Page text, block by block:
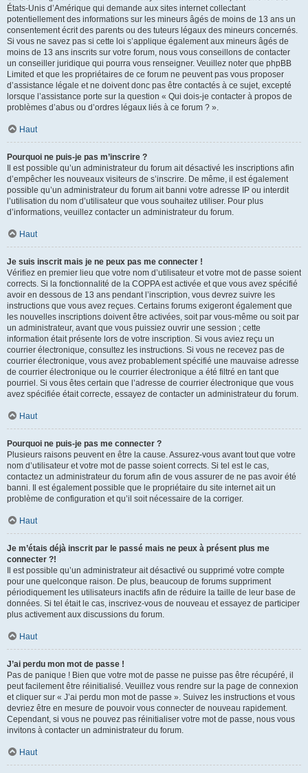
États-Unis d’Amérique qui demande aux sites internet collectant
potentiellement des informations sur les mineurs âgés de moins de 13 ans un
consentement écrit des parents ou des tuteurs légaux des mineurs concernés.
Si vous ne savez pas si cette loi s’applique également aux mineurs âgés de
moins de 13 ans inscrits sur votre forum, nous vous conseillons de contacter
un conseiller juridique qui pourra vous renseigner. Veuillez noter que phpBB
Limited et que les propriétaires de ce forum ne peuvent pas vous proposer
d’assistance légale et ne doivent donc pas être contactés à ce sujet, excepté
lorsque l’assistance porte sur la question « Qui dois-je contacter à propos de
problèmes d’abus ou d’ordres légaux liés à ce forum ? ».
Haut
Pourquoi ne puis-je pas m’inscrire ?
Il est possible qu’un administrateur du forum ait désactivé les inscriptions afin
d’empêcher les nouveaux visiteurs de s’inscrire. De même, il est également
possible qu’un administrateur du forum ait banni votre adresse IP ou interdit
l’utilisation du nom d’utilisateur que vous souhaitez utiliser. Pour plus
d’informations, veuillez contacter un administrateur du forum.
Haut
Je suis inscrit mais je ne peux pas me connecter !
Vérifiez en premier lieu que votre nom d’utilisateur et votre mot de passe soient
corrects. Si la fonctionnalité de la COPPA est activée et que vous avez spécifié
avoir en dessous de 13 ans pendant l’inscription, vous devrez suivre les
instructions que vous avez reçues. Certains forums exigeront également que
les nouvelles inscriptions doivent être activées, soit par vous-même ou soit par
un administrateur, avant que vous puissiez ouvrir une session ; cette
information était présente lors de votre inscription. Si vous aviez reçu un
courrier électronique, consultez les instructions. Si vous ne recevez pas de
courrier électronique, vous avez probablement spécifié une mauvaise adresse
de courrier électronique ou le courrier électronique a été filtré en tant que
pourriel. Si vous êtes certain que l’adresse de courrier électronique que vous
avez spécifiée était correcte, essayez de contacter un administrateur du forum.
Haut
Pourquoi ne puis-je pas me connecter ?
Plusieurs raisons peuvent en être la cause. Assurez-vous avant tout que votre
nom d’utilisateur et votre mot de passe soient corrects. Si tel est le cas,
contactez un administrateur du forum afin de vous assurer de ne pas avoir été
banni. Il est également possible que le propriétaire du site internet ait un
problème de configuration et qu’il soit nécessaire de la corriger.
Haut
Je m’étais déjà inscrit par le passé mais ne peux à présent plus me
connecter ?!
Il est possible qu’un administrateur ait désactivé ou supprimé votre compte
pour une quelconque raison. De plus, beaucoup de forums suppriment
périodiquement les utilisateurs inactifs afin de réduire la taille de leur base de
données. Si tel était le cas, inscrivez-vous de nouveau et essayez de participer
plus activement aux discussions du forum.
Haut
J’ai perdu mon mot de passe !
Pas de panique ! Bien que votre mot de passe ne puisse pas être récupéré, il
peut facilement être réinitialisé. Veuillez vous rendre sur la page de connexion
et cliquer sur « J’ai perdu mon mot de passe ». Suivez les instructions et vous
devriez être en mesure de pouvoir vous connecter de nouveau rapidement.
Cependant, si vous ne pouvez pas réinitialiser votre mot de passe, nous vous
invitons à contacter un administrateur du forum.
Haut